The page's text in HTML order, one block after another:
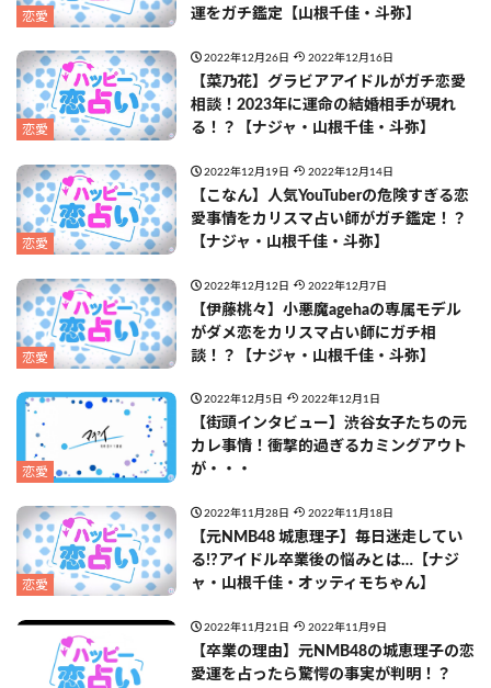
恋愛
運をガチ鑑定【山根千佳・斗弥】
恋愛
2022年12月26日 2022年12月16日
【菜乃花】グラビアアイドルがガチ恋愛
相談！2023年に運命の結婚相手が現れ
る！？【ナジャ・山根千佳・斗弥】
恋愛
2022年12月19日 2022年12月14日
【こなん】人気YouTuberの危険すぎる恋
愛事情をカリスマ占い師がガチ鑑定！？
【ナジャ・山根千佳・斗弥】
恋愛
2022年12月12日 2022年12月7日
【伊藤桃々】小悪魔agehaの専属モデル
がダメ恋をカリスマ占い師にガチ相
談！？【ナジャ・山根千佳・斗弥】
恋愛
2022年12月5日 2022年12月1日
【街頭インタビュー】渋谷女子たちの元
カレ事情！衝撃的過ぎるカミングアウト
が・・・
恋愛
2022年11月28日 2022年11月18日
【元NMB48 城恵理子】毎日迷走してい
る!?アイドル卒業後の悩みとは…【ナジ
ャ・山根千佳・オッティモちゃん】
2022年11月21日 2022年11月9日
【卒業の理由】元NMB48の城恵理子の恋
愛運を占ったら驚愕の事実が判明！？